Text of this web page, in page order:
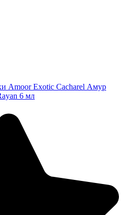
Amoor Exotic Cacharel Амур
6 мл